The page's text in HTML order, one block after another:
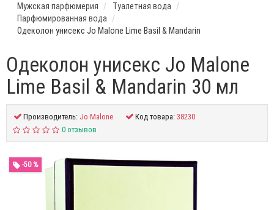
Мужская парфюмерия
Туалетная вода
Парфюмированная вода
Одеколон унисекс Jo Malone Lime Basil & Mandarin
Одеколон унисекс Jo Malone
Lime Basil & Mandarin 30 мл
Производитель: Jo Malone Код товара:38230
0 отзывов
-50 %